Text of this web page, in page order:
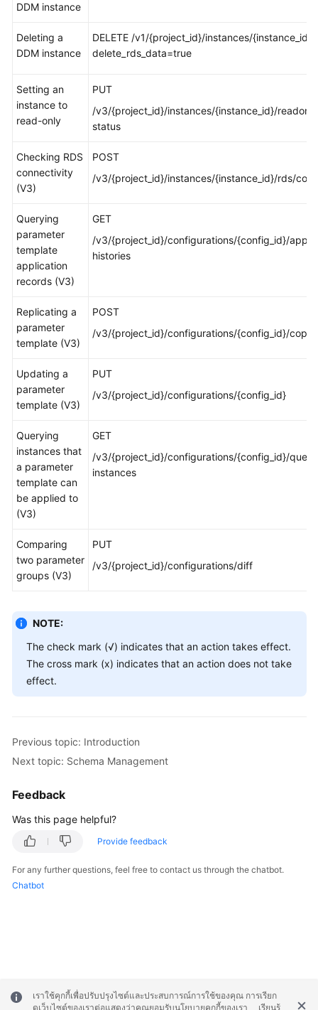
Level
Agreement
White
Papers
Permissions
DDM instance
Deleting a
DDM instance
DELETE /v1/{project_id}/instances/{instance_id}?
delete_rds_data=true
Setting an
instance to
read-only
PUT
/v3/{project_id}/instances/{instance_id}/
status
Checking RDS
connectivity
(V3)
POST
/v3/{project_id}/instances/{instance_id}/rds/
Querying
parameter
template
application
records (V3)
GET
/v3/{project_id}/configurations/{config_id}/
histories
Replicating a
parameter
template (V3)
POST
/v3/{project_id}/configurations/{config_id}/copy
Updating a
parameter
template (V3)
PUT
/v3/{project_id}/configurations/{config_id}
Querying
instances that
a parameter
template can
be applied to
(V3)
GET
/v3/{project_id}/configurations/{config_id}/
instances
Comparing
two parameter
groups (V3)
PUT
/v3/{project_id}/configurations/diff
NOTE:
The check mark (√) indicates that an action takes effect.
The cross mark (x) indicates that an action does not take
effect.
Previous topic: Introduction
Next topic: Schema Management
Feedback
Was this page helpful?
Provide feedback
For any further questions, feel free to contact us through the chatbot.
Chatbot
เราใช้คุกกี้เพื่อปรับปรุงไซต์และประสบการณ์การใช้ของคุณ การเรียก
ดูเว็บไซต์ของเราต่อแสดงว่าคุณยอมรับนโยบายคุกกี้ของเรา
เรียนรู้